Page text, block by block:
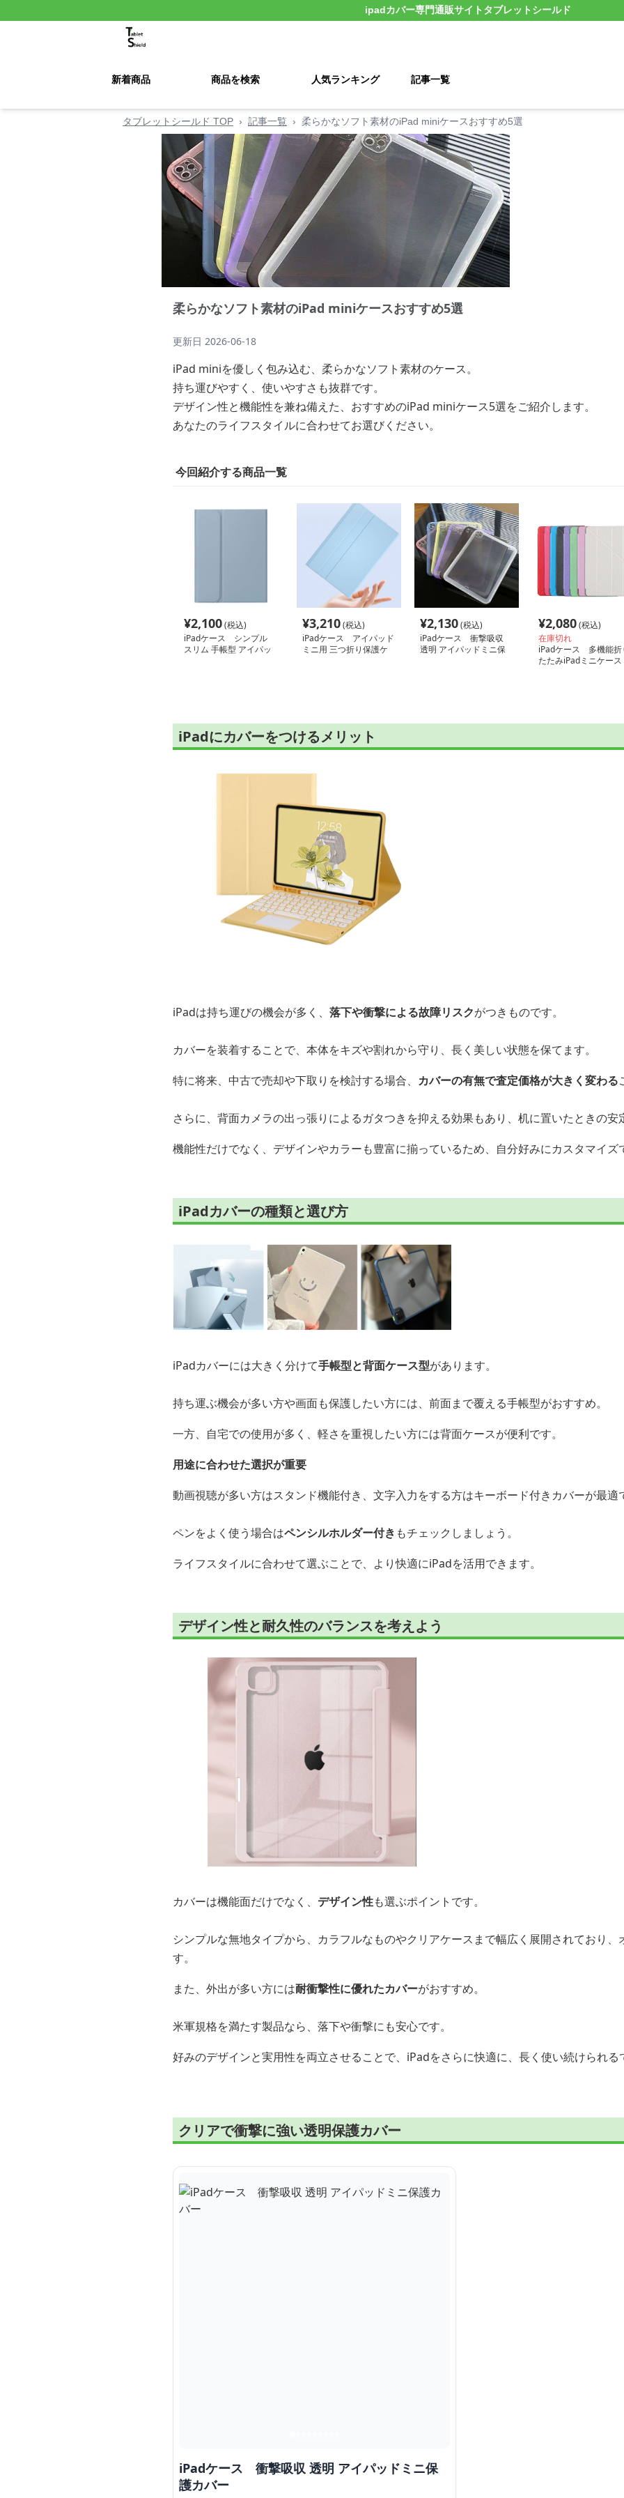
ipadカバー専門通販サイト タブレットシールド
新着商品 商品を検索 人気ランキング 記事一覧
タブレットシールド TOP › 記事一覧 › 柔らかなソフト素材のiPad miniケースおすすめ5選
柔らかなソフト素材のiPad miniケースおすすめ5選
更新日 2026-06-18
iPad miniを優しく包み込む、柔らかなソフト素材のケース。
持ち運びやすく、使いやすさも抜群です。
デザイン性と機能性を兼ね備えた、おすすめのiPad miniケース5選をご紹介します。
あなたのライフスタイルに合わせてお選びください。
今回紹介する商品一覧
¥2,100(税込)
iPadケース シンプル
スリム 手帳型 アイパッ
¥3,210(税込)
iPadケース アイパッド
ミニ用 三つ折り保護ケ
¥2,130(税込)
iPadケース 衝撃吸収
透明 アイパッドミニ保
¥2,080(税込)
在庫切れ
iPadケース 多機能折
たたみiPadミニケース
iPadにカバーをつけるメリット
iPadは持ち運びの機会が多く、 落下や衝撃による故障リスクがつきものです。
カバーを装着することで、本体をキズや割れから守り、長く美しい状態を保てます。
特に将来、中古で売却や下取りを検討する場合、 カバーの有無で査定価格が大きく変わる
さらに、背面カメラの出っ張りによるガタつきを抑える効果もあり、机に置いたときの安
機能性だけでなく、デザインやカラーも豊富に揃っているため、自分好みにカスタマイ
iPadカバーの種類と選び方
iPadカバーには大きく分けて手帳型と背面ケース型があります。
持ち運ぶ機会が多い方や画面も保護したい方には、前面まで覆える手帳型がおすすめ。
一方、自宅での使用が多く、軽さを重視したい方には背面ケースが便利です。
用途に合わせた選択が重要
動画視聴が多い方はスタンド機能付き、文字入力をする方はキーボード付きカバーが最適
ペンをよく使う場合はペンシルホルダー付き もチェックしましょう。
ライフスタイルに合わせて選ぶことで、より快適にiPadを活用できます。
デザイン性と耐久性のバランスを考えよう
カバーは機能面だけでなく、 デザイン性も選ぶポイントです。
シンプルな無地タイプから、カラフルなものやクリアケースまで幅広く展開されており
す。
また、外出が多い方には耐衝撃性に優れたカバーがおすすめ。
米軍規格を満たす製品なら、落下や衝撃にも安心です。
好みのデザインと実用性を両立させることで、iPadをさらに快適に、長く使い続けられる
クリアで衝撃に強い透明保護カバー
iPadケース 衝撃吸収 透明 アイパッドミニ保
護カバー